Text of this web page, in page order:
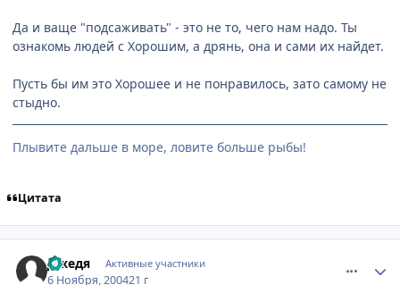
Да и ваще "подсаживать" - это не то, чего нам надо. Ты
ознакомь людей с Хорошим, а дрянь, она и сами их найдет.
Пусть бы им это Хорошее и не понравилось, зато самому не
стыдно.
Плывите дальше в море, ловите больше рыбы!
Цитата
Джедя Активные участники
6 Ноября, 200421 г